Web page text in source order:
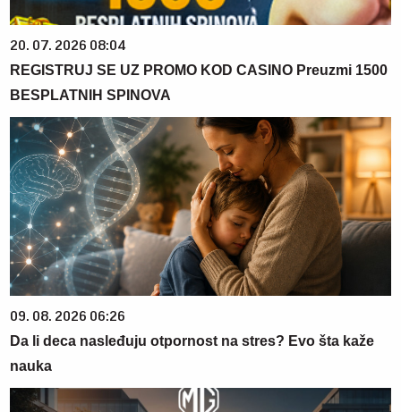
20. 07. 2026 08:04
REGISTRUJ SE UZ PROMO KOD CASINO Preuzmi 1500
BESPLATNIH SPINOVA
09. 08. 2026 06:26
Da li deca nasleđuju otpornost na stres? Evo šta kaže
nauka